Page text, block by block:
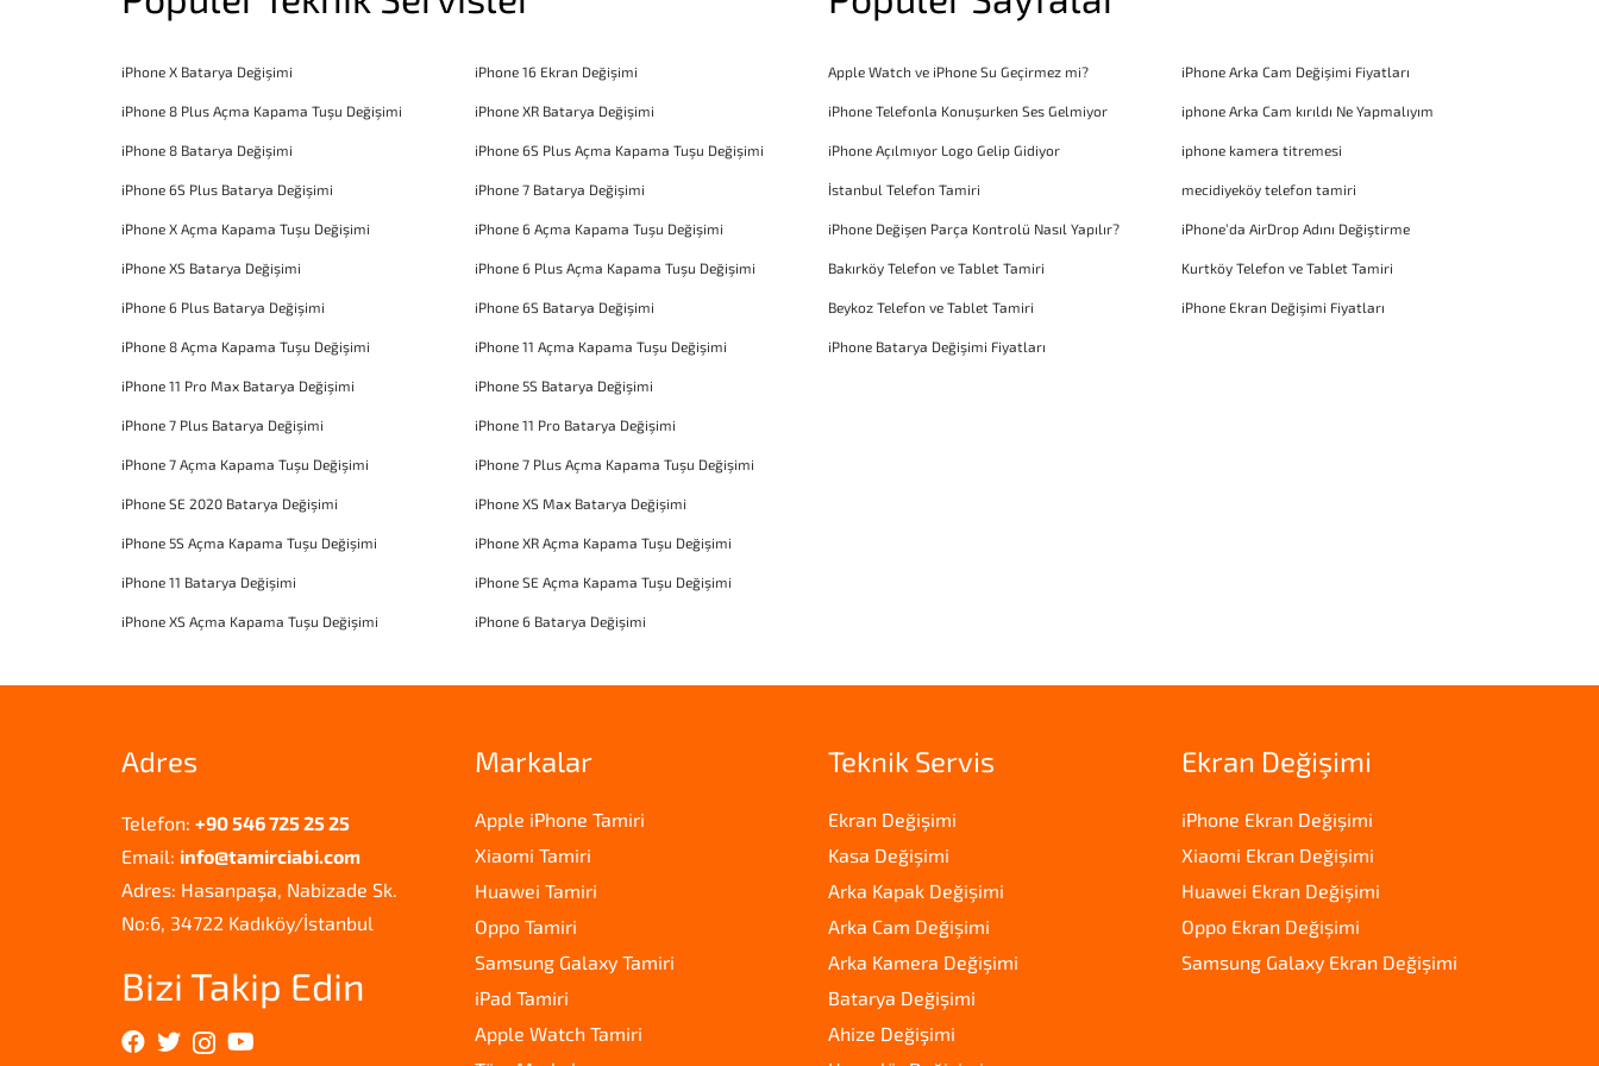
iPhone X Batarya Değişimi iPhone 16 Ekran Değişimi
iPhone 8 Plus Açma Kapama Tuşu Değişimi iPhone XR Batarya Değişimi
iPhone 8 Batarya Değişimi iPhone 6S Plus Açma Kapama Tuşu Değişimi
iPhone 6S Plus Batarya Değişimi iPhone 7 Batarya Değişimi
iPhone X Açma Kapama Tuşu Değişimi iPhone 6 Açma Kapama Tuşu Değişimi
iPhone XS Batarya Değişimi iPhone 6 Plus Açma Kapama Tuşu Değişimi
iPhone 6 Plus Batarya Değişimi iPhone 6S Batarya Değişimi
iPhone 8 Açma Kapama Tuşu Değişimi iPhone 11 Açma Kapama Tuşu Değişimi
iPhone 11 Pro Max Batarya Değişimi iPhone 5S Batarya Değişimi
iPhone 7 Plus Batarya Değişimi iPhone 11 Pro Batarya Değişimi
iPhone 7 Açma Kapama Tuşu Değişimi iPhone 7 Plus Açma Kapama Tuşu Değişimi
iPhone SE 2020 Batarya Değişimi iPhone XS Max Batarya Değişimi
iPhone 5S Açma Kapama Tuşu Değişimi iPhone XR Açma Kapama Tuşu Değişimi
iPhone 11 Batarya Değişimi iPhone SE Açma Kapama Tuşu Değişimi
iPhone XS Açma Kapama Tuşu Değişimi iPhone 6 Batarya Değişimi
Apple Watch ve iPhone Su Geçirmez mi? iPhone Arka Cam Değişimi Fiyatları
iPhone Telefonla Konuşurken Ses Gelmiyor iphone Arka Cam kırıldı Ne Yapmalıyım
iPhone Açılmıyor Logo Gelip Gidiyor iphone kamera titremesi
İstanbul Telefon Tamiri mecidiyeköy telefon tamiri
iPhone Değişen Parça Kontrolü Nasıl Yapılır? iPhone’da AirDrop Adını Değiştirme
Bakırköy Telefon ve Tablet Tamiri Kurtköy Telefon ve Tablet Tamiri
Beykoz Telefon ve Tablet Tamiri iPhone Ekran Değişimi Fiyatları
iPhone Batarya Değişimi Fiyatları
Adres
Telefon: +90 546 725 25 25
Email: info@tamirciabi.com
Adres: Hasanpaşa, Nabizade Sk.
No:6, 34722 Kadıköy/İstanbul
Bizi Takip Edin
Markalar
Apple iPhone Tamiri
Xiaomi Tamiri
Huawei Tamiri
Oppo Tamiri
Samsung Galaxy Tamiri
iPad Tamiri
Apple Watch Tamiri
Teknik Servis
Ekran Değişimi
Kasa Değişimi
Arka Kapak Değişimi
Arka Cam Değişimi
Arka Kamera Değişimi
Batarya Değişimi
Ahize Değişimi
Ekran Değişimi
iPhone Ekran Değişimi
Xiaomi Ekran Değişimi
Huawei Ekran Değişimi
Oppo Ekran Değişimi
Samsung Galaxy Ekran Değişimi